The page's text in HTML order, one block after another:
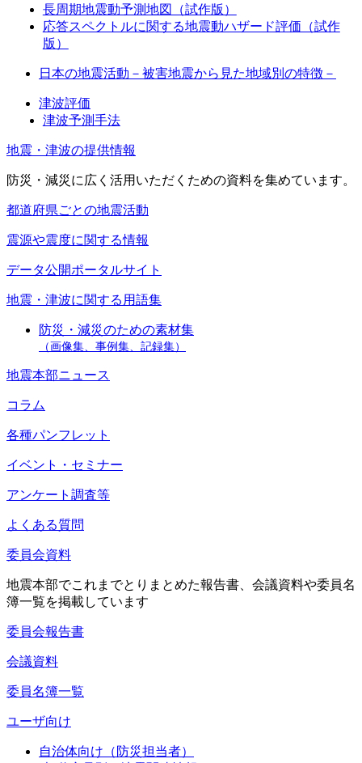
長周期地震動予測地図（試作版）
応答スペクトルに関する地震動ハザード評価（試作
版）
日本の地震活動－被害地震から見た地域別の特徴－
津波評価
津波予測手法
地震・津波の提供情報
防災・減災に広く活用いただくための資料を集めています。
都道府県ごとの地震活動
震源や震度に関する情報
データ公開ポータルサイト
地震・津波に関する用語集
防災・減災のための素材集
（画像集、事例集、記録集）
地震本部ニュース
コラム
各種パンフレット
イベント・セミナー
アンケート調査等
よくある質問
委員会資料
地震本部でこれまでとりまとめた報告書、会議資料や委員名
簿一覧を掲載しています
委員会報告書
会議資料
委員名簿一覧
ユーザ向け
自治体向け（防災担当者）